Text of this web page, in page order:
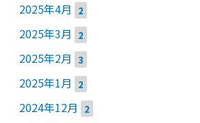
2025年4月 2
2025年3月 2
2025年2月 3
2025年1月 2
2024年12月 2